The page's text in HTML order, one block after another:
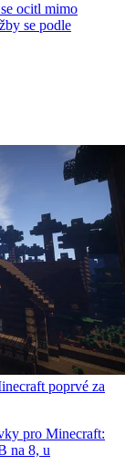
ocitl mimo
se podle
poprvé za
pro Minecraft:
na 8, u